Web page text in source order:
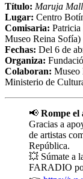
Título: Maruja
Lugar: Centro
Comisaria: Patricia
Museo Reina Sofía)
Fechas: Del 6 de
Organiza:
Colaboran: Museo
Ministerio de
📢 Rompe el
Gracias a
de artistas
República.
💥 Súmate a
FARADIO